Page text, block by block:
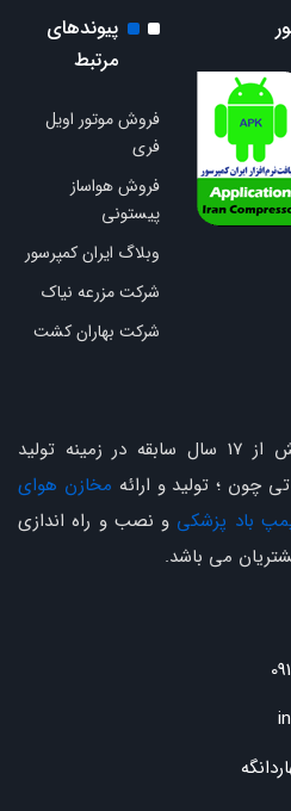
پیوندهای
مرتبط
فروش موتور اویل
فری
فروش هواساز
پیستونی
وبلاگ ایران کمپرسور
شرکت مزرعه نیاک
شرکت بهاران کشت
با بیش از 17 سال سابقه در زمینه تولید
چون ؛ تولید و ارائه مخازن هوای
باد پزشکی و نصب و راه اندازی
می باشد.